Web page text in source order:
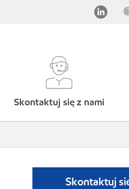
Skontaktuj się z nami
Skontaktuj